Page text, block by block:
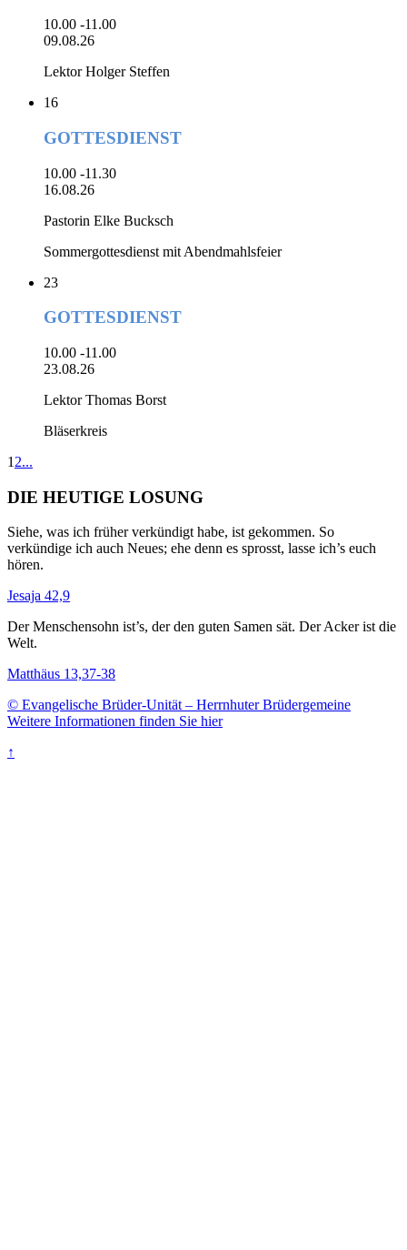
10.00 -11.00
09.08.26
Lektor Holger Steffen
16
GOTTESDIENST
10.00 -11.30
16.08.26
Pastorin Elke Bucksch
Sommergottesdienst mit Abendmahlsfeier
23
GOTTESDIENST
10.00 -11.00
23.08.26
Lektor Thomas Borst
Bläserkreis
1 2...
DIE HEUTIGE LOSUNG
Siehe, was ich früher verkündigt habe, ist gekommen. So
verkündige ich auch Neues; ehe denn es sprosst, lasse ich’s euch
hören.
Jesaja 42,9
Der Menschensohn ist’s, der den guten Samen sät. Der Acker ist die
Welt.
Matthäus 13,37-38
© Evangelische Brüder-Unität – Herrnhuter Brüdergemeine
Weitere Informationen finden Sie hier
↑